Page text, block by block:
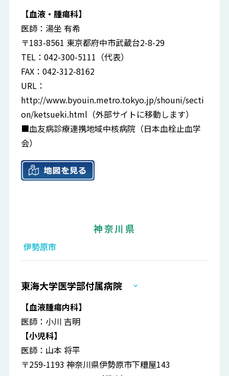
【血液・腫瘍科】
医師：湯坐 有希
〒183-8561 東京都府中市武蔵台2-8-29
TEL：042-300-5111（代表）
FAX：042-312-8162
URL：
http://www.byouin.metro.tokyo.jp/shouni/secti
on/ketsueki.html （外部サイトに移動します）
■血友病診療連携地域中核病院（日本血栓止血学
会）
神奈川県
伊勢原市
東海大学医学部付属病院
【血液腫瘍内科】
医師：小川 吉明
【小児科】
医師：山本 将平
〒259-1193 神奈川県伊勢原市下糟屋143